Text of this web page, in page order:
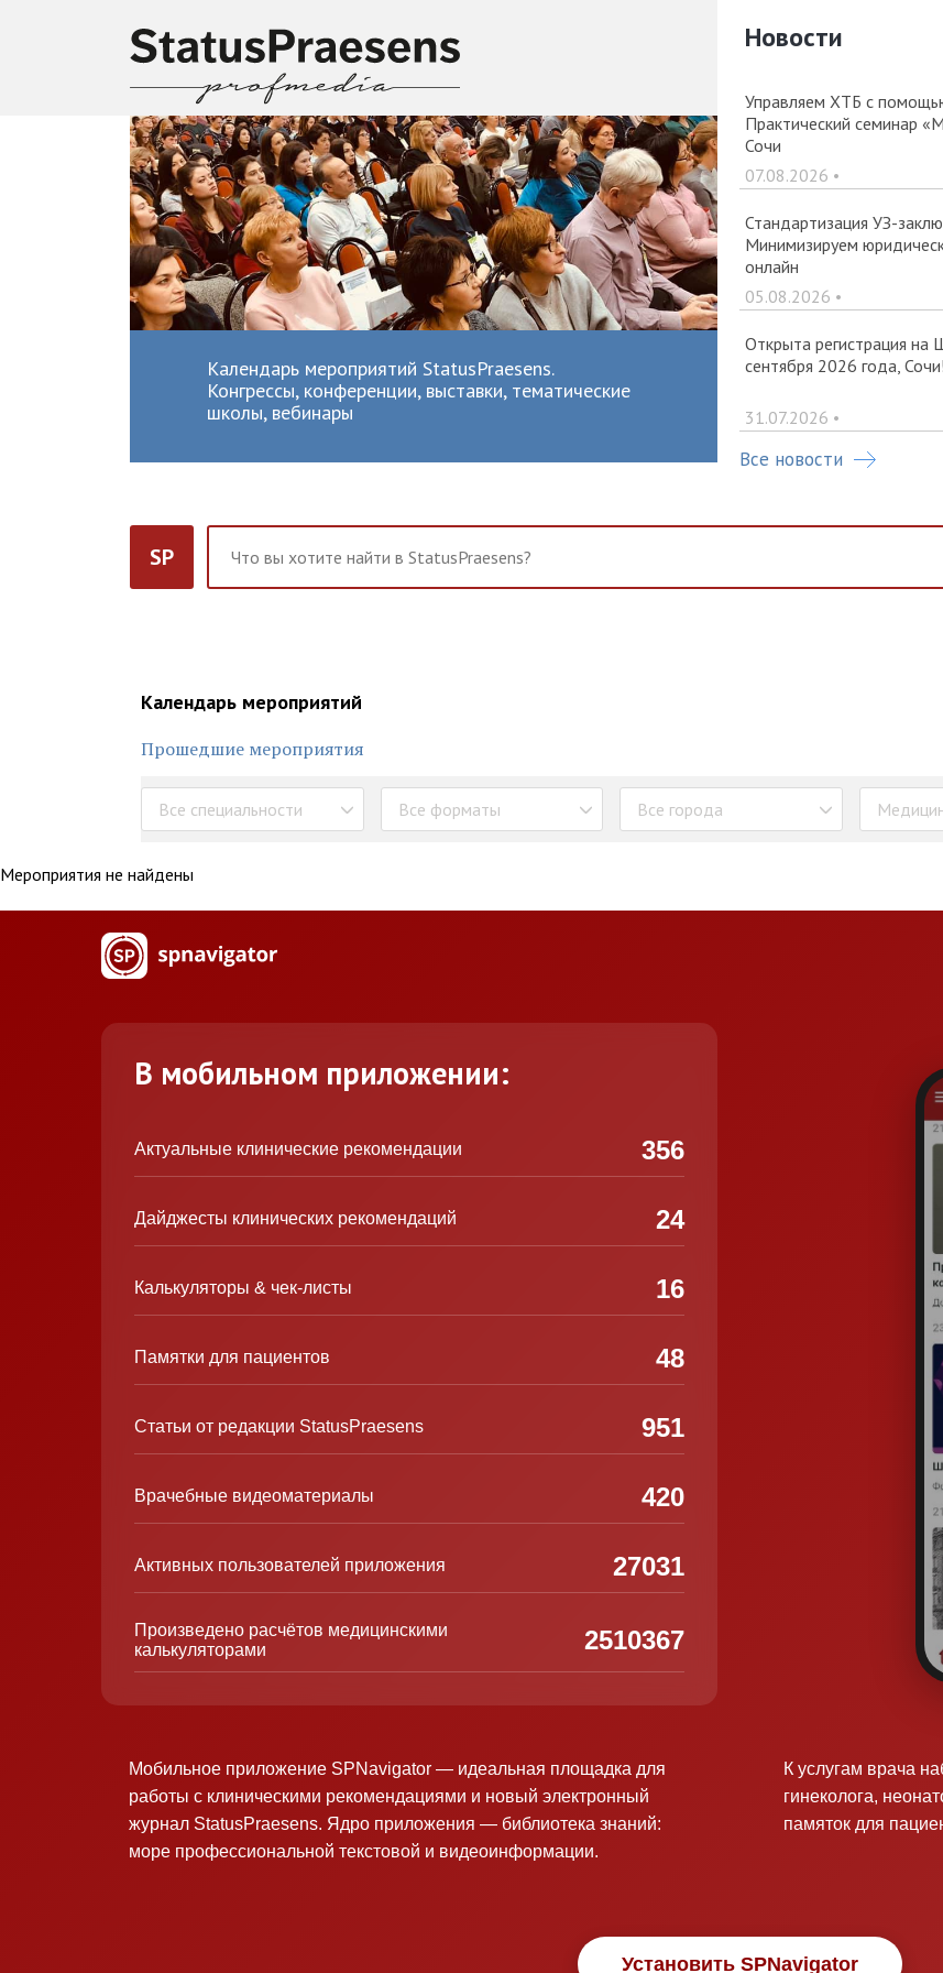
Календарь мероприятий StatusPraesens.
Конгрессы, конференции, выставки, тематические
школы, вебинары
Новости
Управляем ХТБ с
Практический семинар
Сочи
07.08.2026 •
Стандартизация УЗ-
Минимизируем
онлайн
05.08.2026 •
Открыта регистрация
сентября 2026 года, Сочи!
31.07.2026 •
Все новости
SP
Календарь мероприятий
Прошедшие мероприятия
Все специальности Все форматы Все города
Мероприятия не найдены
В мобильном приложении:
Актуальные клинические рекомендации 356
Дайджесты клинических рекомендаций 24
Калькуляторы & чек-листы 16
Памятки для пациентов 48
Статьи от редакции StatusPraesens 951
Врачебные видеоматериалы 420
Активных пользователей приложения 27031
Произведено расчётов медицинскими
калькуляторами
2510367
Мобильное приложение SPNavigator — идеальная площадка для
работы с клиническими рекомендациями и новый электронный
журнал StatusPraesens. Ядро приложения — библиотека знаний:
море профессиональной текстовой и видеоинформации.
К услугам врача
гинеколога,
памяток для
Установить SPNavigator